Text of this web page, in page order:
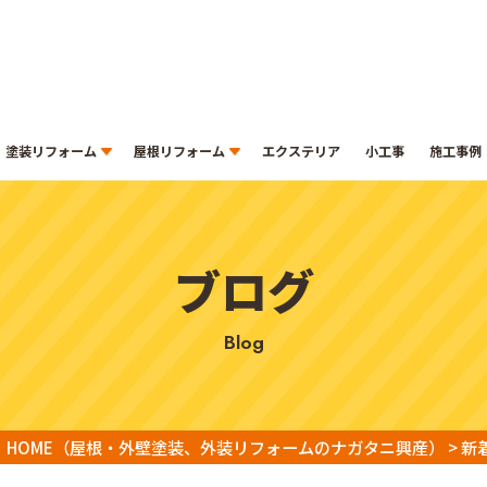
塗装リフォーム 屋根リフォーム エクステリア 小工事 施工事例
ブログ
blog
HOME （屋根・外壁塗装、外装リフォームのナガタニ興産） >新